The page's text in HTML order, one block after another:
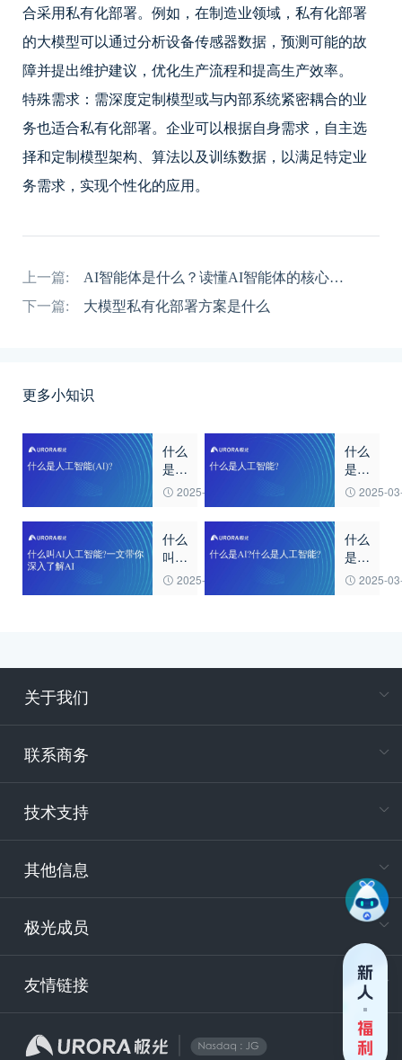
合采用私有化部署。例如，在制造业领域，私有化部署
的大模型可以通过分析设备传感器数据，预测可能的故
障并提出维护建议，优化生产流程和提高生产效率。
特殊需求：需深度定制模型或与内部系统紧密耦合的业
务也适合私有化部署。企业可以根据自身需求，自主选
择和定制模型架构、算法以及训练数据，以满足特定业
务需求，实现个性化的应用。
上一篇:
AI智能体是什么？读懂AI智能体的核心概念
下一篇:
大模型私有化部署方案是什么
更多小知识
什么
是人
工智2025-03-21
什么
是人
工智2025-
什么
叫AI
人工
深入
2025-03-21
什么
是
AI?2025-
关于我们
联系商务
技术支持
其他信息
极光成员
友情链接
电
400-
技
安
企